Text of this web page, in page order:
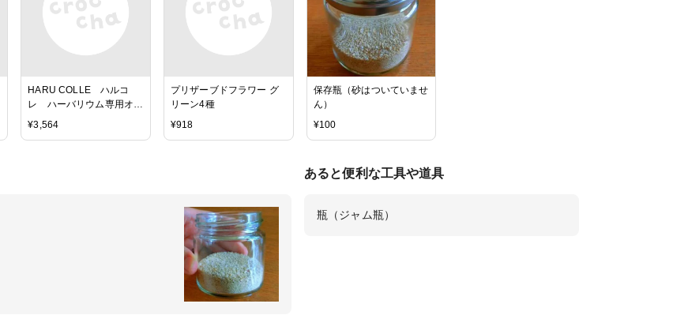
HARU COLLE ハルコ
レ ハーバリウム専用オイ
ル 【浮游花オイル
fuyuca oil】 2000ml(ペ
¥3,564
プリザーブドフラワー グ
リーン4種
¥918
保存瓶（砂はついていませ
ん）
¥100
あると便利な工具や道具
瓶（ジャム瓶）